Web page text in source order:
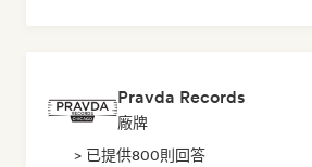
Pravda Records
廠牌
> 已提供800則回答